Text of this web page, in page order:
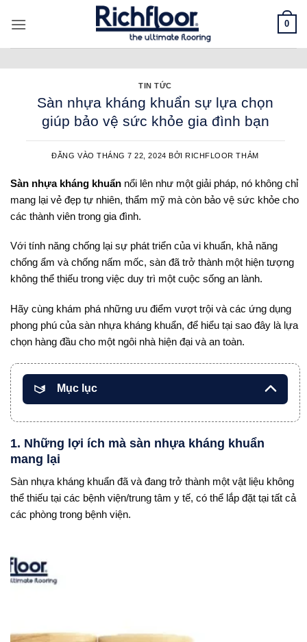
qua
0
TIN TỨC
Sàn nhựa kháng khuẩn sự lựa chọn
giúp bảo vệ sức khỏe gia đình bạn
ĐĂNG VÀOTHÁNG 7 22, 2024 BỞI RICHFLOOR THẢM
Sàn nhựa kháng khuẩn nổi lên như một giải pháp, nó không chỉ
mang lại vẻ đẹp tự nhiên, thẩm mỹ mà còn bảo vệ sức khỏe cho
các thành viên trong gia đình.
Với tính năng chống lại sự phát triển của vi khuẩn, khả năng
chống ẩm và chống nấm mốc, sàn đã trở thành một hiện tượng
không thể thiếu trong việc duy trì một cuộc sống an lành.
Hãy cùng khám phá những ưu điểm vượt trội và các ứng dụng
phong phú của sàn nhựa kháng khuẩn, để hiểu tại sao đây là lựa
chọn hàng đầu cho một ngôi nhà hiện đại và an toàn.
Mục lục
1. Những lợi ích mà sàn nhựa kháng khuẩn
mang lại
Sàn nhựa kháng khuẩn đã và đang trở thành một vật liệu không
thể thiếu tại các bệnh viện/trung tâm y tế, có thể lắp đặt tại tất cả
các phòng trong bệnh viện.